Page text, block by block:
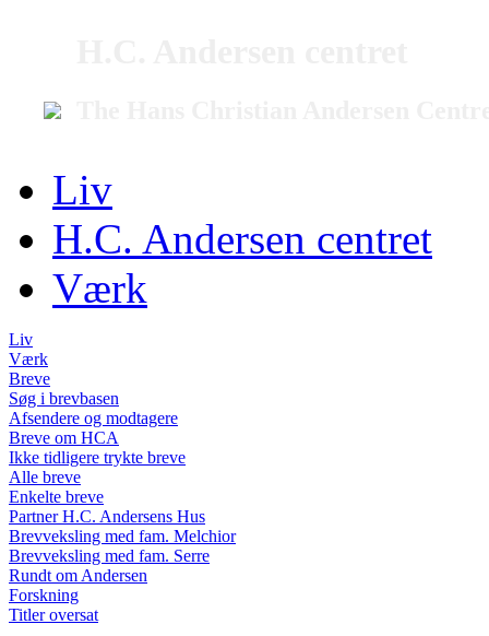
Liv
H.C. Andersen centret
Værk
Liv
Værk
Breve
Søg i brevbasen
Afsendere og modtagere
Breve om HCA
Ikke tidligere trykte breve
Alle breve
Enkelte breve
Partner H.C. Andersens Hus
Brevveksling med fam. Melchior
Brevveksling med fam. Serre
Rundt om Andersen
Forskning
Titler oversat